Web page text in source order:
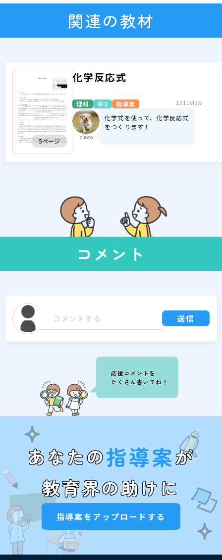
関連の教材
5ページ
化学反応式
理科 中2 指導案 1311view
choco
化学式を使って、化学反応式
をつくります！
コメント
あなたの指導案が
教育界の助けに
指導案をアップロードする